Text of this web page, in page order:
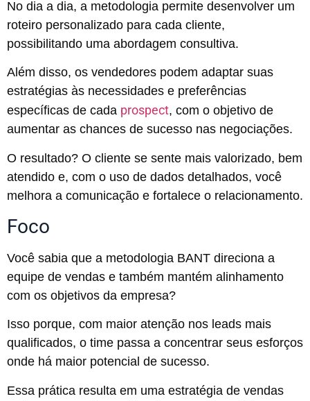
No dia a dia, a metodologia permite desenvolver um
roteiro personalizado para cada cliente,
possibilitando uma abordagem consultiva.
Além disso, os vendedores podem adaptar suas
estratégias às necessidades e preferências
específicas de cada prospect, com o objetivo de
aumentar as chances de sucesso nas negociações.
O resultado? O cliente se sente mais valorizado, bem
atendido e, com o uso de dados detalhados, você
melhora a comunicação e fortalece o relacionamento.
Foco
Você sabia que a metodologia BANT direciona a
equipe de vendas e também mantém alinhamento
com os objetivos da empresa?
Isso porque, com maior atenção nos leads mais
qualificados, o time passa a concentrar seus esforços
onde há maior potencial de sucesso.
Essa prática resulta em uma estratégia de vendas